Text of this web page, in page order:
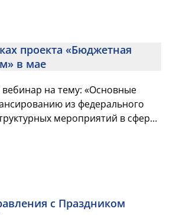
проекта «Бюджетная
в мае
вебинар на тему: «Основные
из федерального
мероприятий в сфере
бюджетно...
с Праздником